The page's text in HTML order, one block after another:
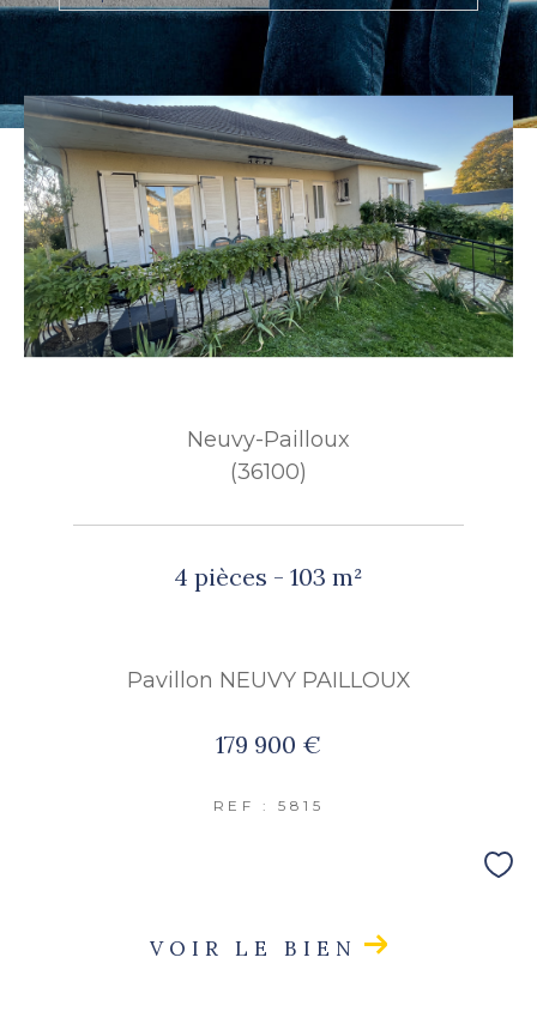
Neuvy-Pailloux
(36100)
4 pièces - 103 m²
Pavillon NEUVY PAILLOUX
179 900 €
REF : 5815
VOIR LE BIEN
Surface
Surface
Pièces
Pièces
Référence
TERRASSE PARKING
FILTRER PAR
NOUVEAUTÉS